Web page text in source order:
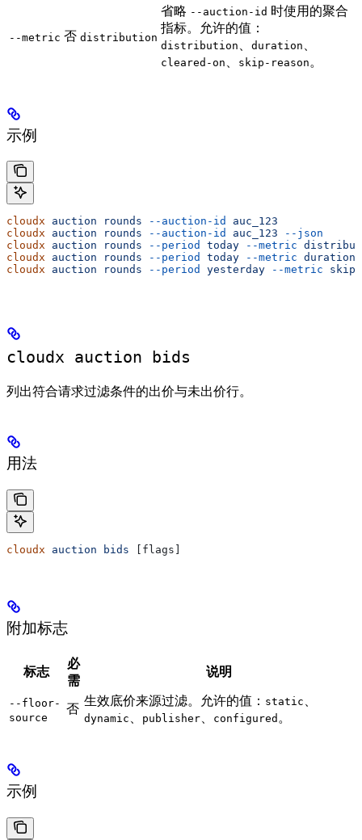
--metric 否 distribution
省略 --auction-id 时使用的聚合
指标。允许的值：
distribution duration
cleared-on skip-reason 。
示例
cloudx auction rounds --auction-id
auc_123
cloudx auction rounds --auction-id auc_123 --json
cloudx auction rounds --period today --metric
cloudx auction rounds --period today --metric duration
cloudx auction rounds --period yesterday --metric skip-
cloudx auction bids
列出符合请求过滤条件的出价与未出价行。
用法
cloudx auction bids [flags]
附加标志
标志
必
需
说明
--floor-
source
否
生效底价来源过滤。允许的值： static
dynamic publisher configured 。
示例